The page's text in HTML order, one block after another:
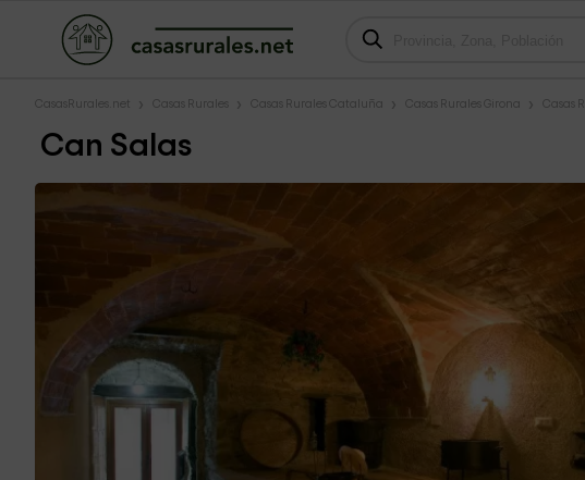
CasasRurales.net Casas Rurales Casas Rurales Cataluña Casas Rurales Girona Casas
Can Salas